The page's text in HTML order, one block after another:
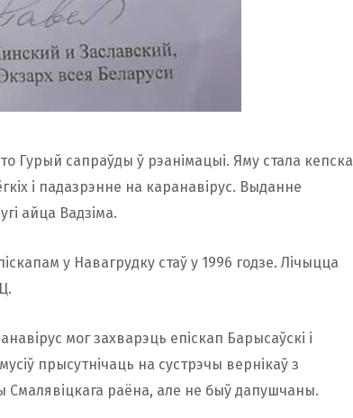
Гурый сапраўды ў рэанімацыі. Яму стала кепска
і падазрэнне на каранавірус. Выданне
айца Вадзіма.
у Навагрудку стаў у 1996 годзе. Лічыцца
мог захварэць епіскап Барысаўскі і
прысутнічаць на сустрэчы вернікаў з
раёна, але не быў дапушчаны.